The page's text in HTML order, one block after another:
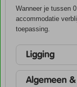
Wanneer je tussen
accommodatie
toepassing.
Ligging
Algemeen